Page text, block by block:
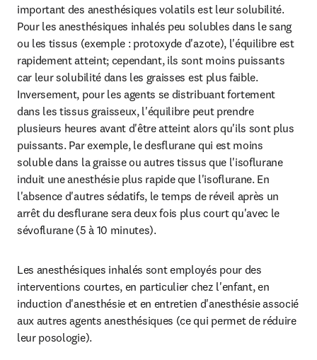
important des anesthésiques volatils est leur solubilité.
Pour les anesthésiques inhalés peu solubles dans le sang
ou les tissus (exemple : protoxyde d'azote), l'équilibre est
rapidement atteint; cependant, ils sont moins puissants
car leur solubilité dans les graisses est plus faible.
Inversement, pour les agents se distribuant fortement
dans les tissus graisseux, l'équilibre peut prendre
plusieurs heures avant d'être atteint alors qu'ils sont plus
puissants. Par exemple, le desflurane qui est moins
soluble dans la graisse ou autres tissus que l'isoflurane
induit une anesthésie plus rapide que l'isoflurane. En
l'absence d'autres sédatifs, le temps de réveil après un
arrêt du desflurane sera deux fois plus court qu'avec le
sévoflurane (5 à 10 minutes).
Les anesthésiques inhalés sont employés pour des
interventions courtes, en particulier chez l'enfant, en
induction d'anesthésie et en entretien d'anesthésie associé
aux autres agents anesthésiques (ce qui permet de réduire
leur posologie).